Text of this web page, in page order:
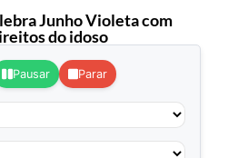
Junho Violeta com
do idoso
Pausar Parar